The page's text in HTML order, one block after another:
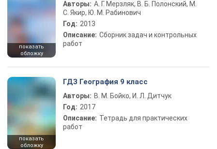
показать
обложку
Авторы: А. Г. Мерзляк, В. Б. Полонский, М.
С. Якир, Ю. М. Рабинович
Год: 2013
Описание: Сборник задач и контрольных
работ
показать
обложку
ГДЗ География 9 класс
Авторы: В. М. Бойко, И. Л. Дитчук
Год: 2017
Описание: Тетрадь для практических
работ